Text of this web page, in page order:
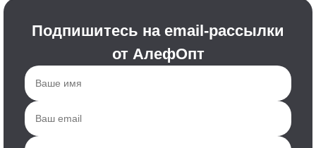
Подпишитесь на email-рассылки
от АлефОпт